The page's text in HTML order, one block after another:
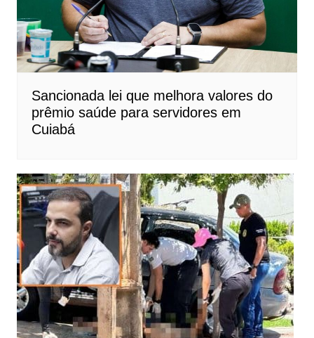
Sancionada lei que melhora valores do
prêmio saúde para servidores em
Cuiabá